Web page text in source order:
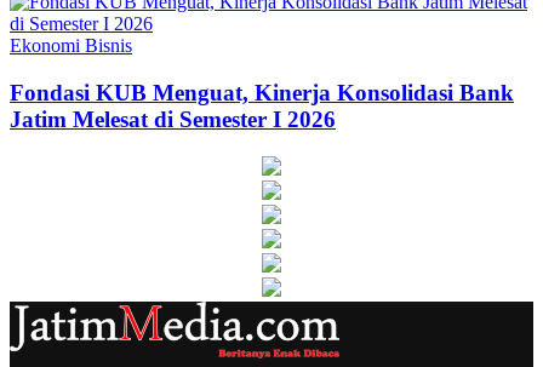
Ekonomi Bisnis
Fondasi KUB Menguat, Kinerja Konsolidasi Bank
Jatim Melesat di Semester I 2026